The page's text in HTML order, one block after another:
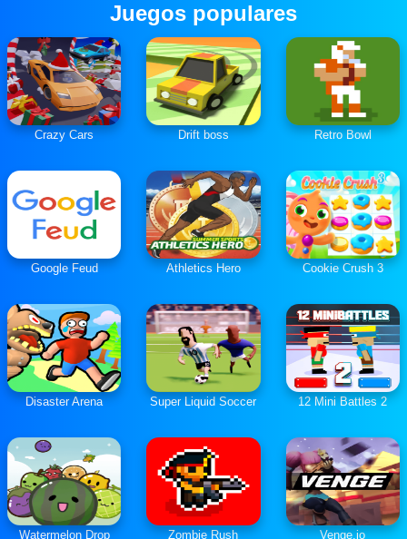
Juegos populares
Crazy Cars Drift boss Retro Bowl
Google Feud Athletics Hero Cookie Crush 3
Disaster Arena Super Liquid Soccer 12 Mini Battles 2
Watermelon Drop Zombie Rush Venge.io